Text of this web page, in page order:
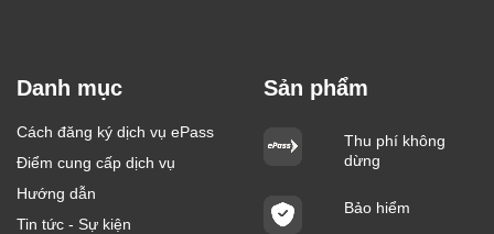
Danh mục
Cách đăng ký dịch vụ ePass
Điểm cung cấp dịch vụ
Hướng dẫn
Tin tức - Sự kiện
Sản phẩm
Thu phí không
dừng
Bảo hiểm